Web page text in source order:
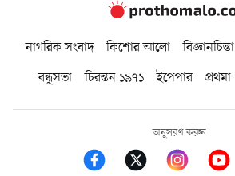
নাগরিক সংবাদ কিশোর আলো বিজ্ঞানচিন্তা
বন্ধুসভা
চিরন্তন ১৯৭১ ইপেপার প্রথমা
অনুসরণ করুন